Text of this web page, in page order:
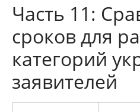
Часть 11:
сроков для
категорий
заявителей